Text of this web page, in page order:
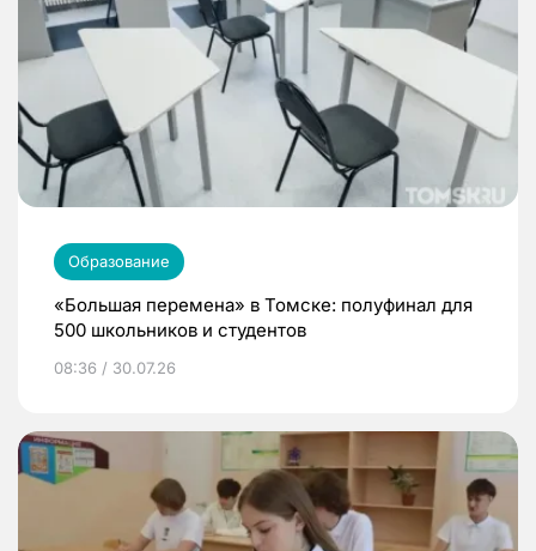
Образование
«Большая перемена» в Томске: полуфинал для
500 школьников и студентов
08:36 / 30.07.26